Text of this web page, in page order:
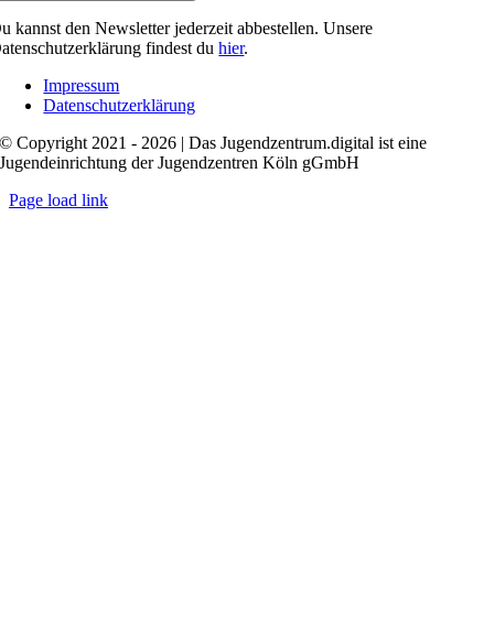
kannst den Newsletter jederzeit abbestellen. Unsere
findest duhier.
Impressum
Datenschutzerklärung
© Copyright 2021 - 2026 | Das Jugendzentrum.digital ist eine
Jugendeinrichtung der Jugendzentren Köln gGmbH
Page load link